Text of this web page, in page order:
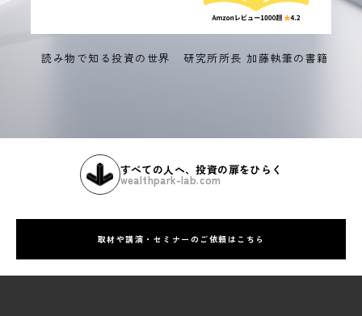
読み物で知る投資の世界 研究所所長 加藤執筆の書籍
すべての人へ、投資の扉をひらく
wealthpark-lab.com
取材や講演・セミナーのご依頼はこちら